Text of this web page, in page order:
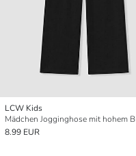
LCW Kids
8.99 EUR